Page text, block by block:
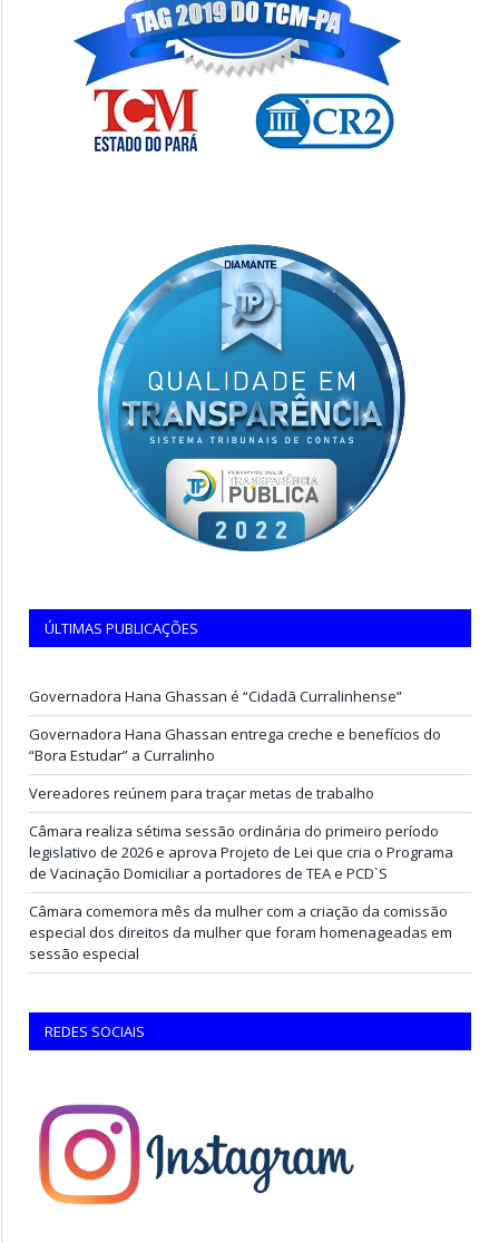
ÚLTIMAS PUBLICAÇÕES
Governadora Hana Ghassan é “Cidadã Curralinhense”
Governadora Hana Ghassan entrega creche e benefícios do
“Bora Estudar” a Curralinho
Vereadores reúnem para traçar metas de trabalho
Câmara realiza sétima sessão ordinária do primeiro período
legislativo de 2026 e aprova Projeto de Lei que cria o Programa
de Vacinação Domiciliar a portadores de TEA e PCD`S
Câmara comemora mês da mulher com a criação da comissão
especial dos direitos da mulher que foram homenageadas em
sessão especial
REDES SOCIAIS